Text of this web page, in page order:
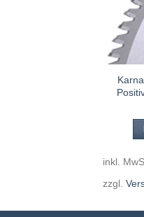
inkl.
zzgl.